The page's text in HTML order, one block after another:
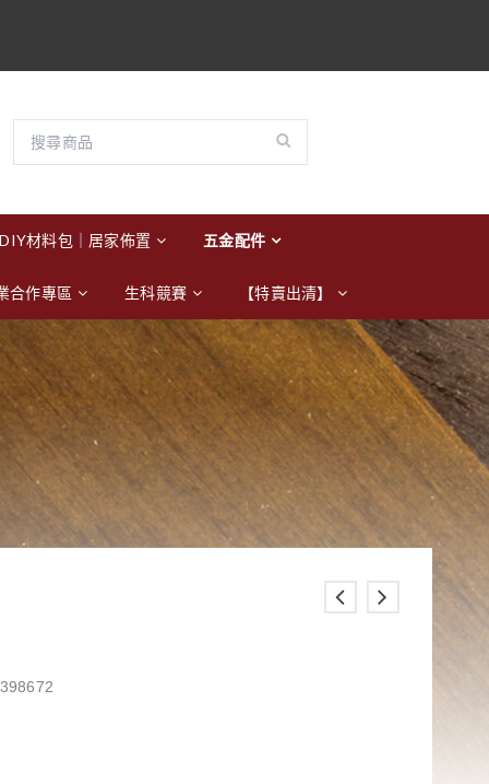
DIY材料包｜居家佈置 五金配件
合作專區 生科競賽 【特賣出清】